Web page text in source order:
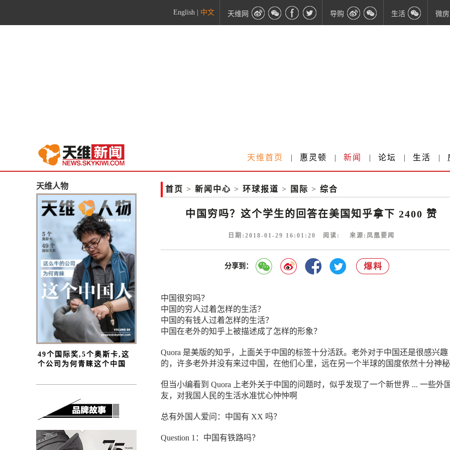
English 中文 天维网 导购 生活 微
天维首页 | 惠灵顿 | 新闻 | 论坛 | 生活 |
天维人物
49个国际奖,5个奥斯卡,这
个公司为何青睐这个中国
首页 > 新闻中心 > 环球报道 > 国际 > 综合
中国穷吗？这个学生的回答在美国知乎拿下 2400 赞
日期:2018-01-29 16:01:20 阅读: 来源:凤凰要闻
分享到：
中国很穷吗？
中国的穷人过着怎样的生活？
中国的有钱人过着怎样的生活？
中国在老外的知乎上被描述成了怎样的形象？
Quora 是美版的知乎，上面关于中国的标签十分活跃。老外对于中国还是很感兴趣
的，许多老外并没有来过中国，在他们心里，远在另一个半球的国度依然十分神
但当小编看到 Quora 上老外关于中国的问题时，似乎发现了一个新世界 ... 一些外
友，对我国人民的生活水准忧心忡忡啊
总有外国人爱问：中国有 XX 吗？
Question 1：中国有铁路吗？